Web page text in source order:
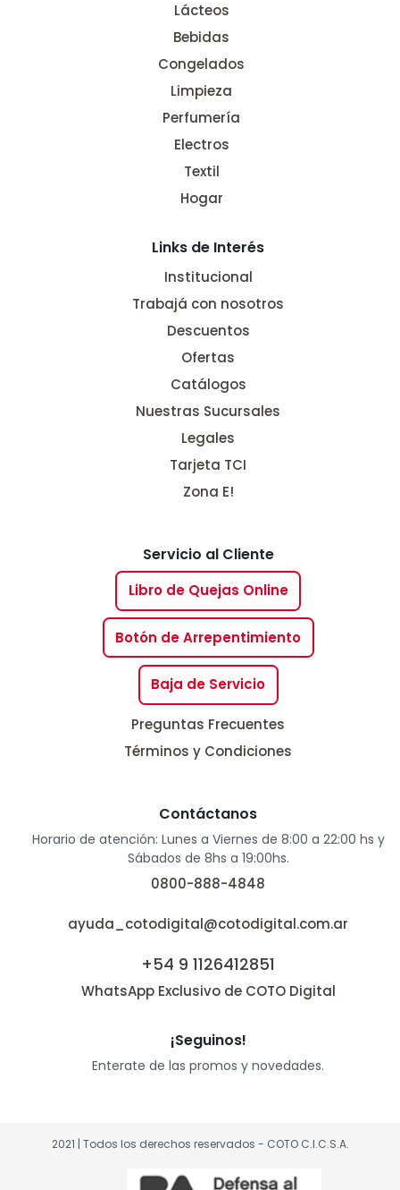
Lácteos
Bebidas
Congelados
Limpieza
Perfumería
Electros
Textil
Hogar
Links de Interés
Institucional
Trabajá con nosotros
Descuentos
Ofertas
Catálogos
Nuestras Sucursales
Legales
Tarjeta TCI
Zona E!
Servicio al Cliente
Libro de Quejas Online
Botón de Arrepentimiento
Baja de Servicio
Preguntas Frecuentes
Términos y Condiciones
Contáctanos
Horario de atención: Lunes a Viernes de 8:00 a 22:00 hs y
Sábados de 8hs a 19:00hs.
0800-888-4848
ayuda_cotodigital@cotodigital.com.ar
+54 9 1126412851
WhatsApp Exclusivo de COTO Digital
¡Seguinos!
Enterate de las promos y novedades.
2021 | Todos los derechos reservados - COTO C.I.C.S.A.